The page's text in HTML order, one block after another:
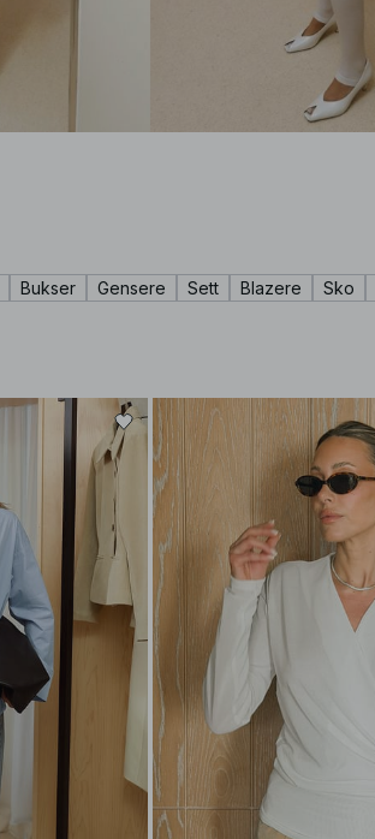
Bukser Gensere Sett Blazere Sko